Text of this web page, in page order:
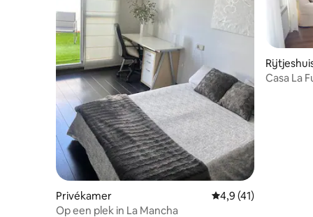
Privékamer Gemiddelde
4,9 (41)
Op een plek in La Mancha
Casa La